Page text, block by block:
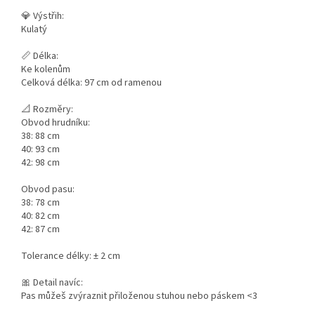
💎 Výstřih:
Kulatý
📏 Délka:
Ke kolenům
Celková délka: 97 cm od ramenou
📐 Rozměry:
Obvod hrudníku:
38: 88 cm
40: 93 cm
42: 98 cm
Obvod pasu:
38: 78 cm
40: 82 cm
42: 87 cm
Tolerance délky: ± 2 cm
🎀 Detail navíc:
Pas můžeš zvýraznit přiloženou stuhou nebo páskem <3